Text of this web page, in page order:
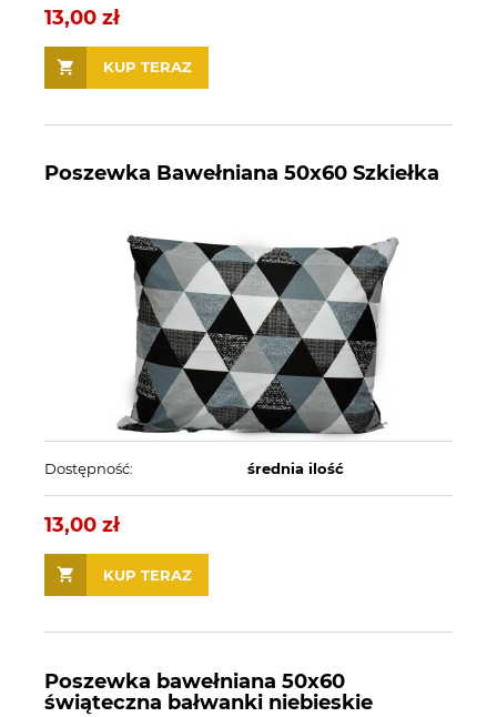
13,00 zł
KUP TERAZ
Poszewka Bawełniana 50x60 Szkiełka
Dostępność: średnia ilość
13,00 zł
KUP TERAZ
Poszewka bawełniana 50x60
świąteczna bałwanki niebieskie